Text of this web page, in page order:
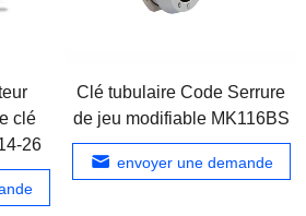
clé
26
Clé tubulaire Code Serrure
de jeu modifiable MK116BS
envoyer une demande